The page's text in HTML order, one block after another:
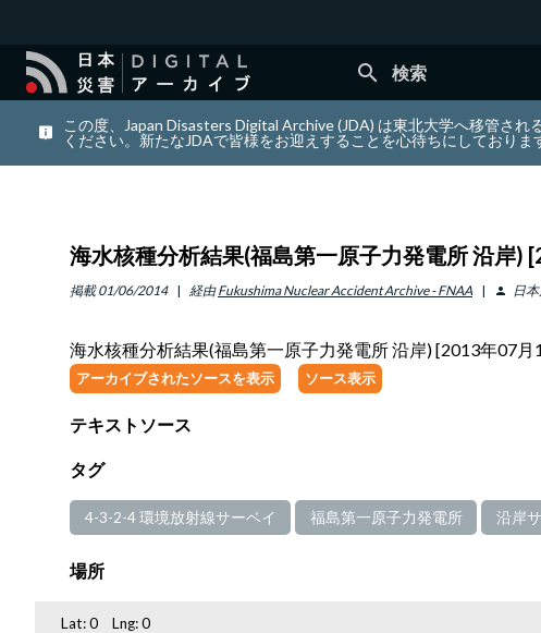
search 検索
この度、Japan Disasters Digital Archive (JDA) は東北大学へ移管さ
ください。新たなJDAで皆様をお迎えすることを心待ちにしておりま
海水核種分析結果(福島第一原子力発電所 沿岸)
掲載 01/06/2014 経由 Fukushima Nuclear Accident Archive - FNAA person 日
海水核種分析結果(福島第一原子力発電所 沿岸) [2013年07月
アーカイブされたソースを表示 ソース表示
テキストソース
タグ
4-3-2-4 環境放射線サーベイ 福島第一原子力発電所 沿岸
場所
Lat:0 Lng:0